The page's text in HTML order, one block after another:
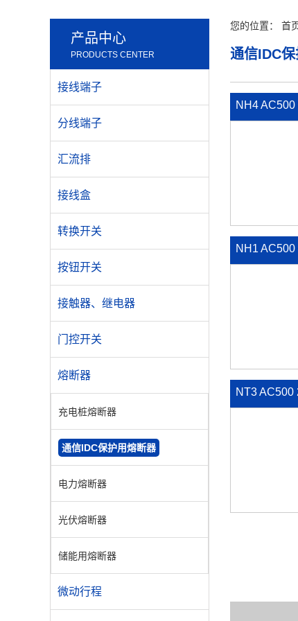
您的位置： 首
通信IDC
NH4
NH1
NT3 AC500
产品中心
PRODUCTS CENTER
接线端子
分线端子
汇流排
接线盒
转换开关
按钮开关
接触器、继电器
门控开关
熔断器
充电桩熔断器
通信IDC保护用熔断器
电力熔断器
光伏熔断器
储能用熔断器
微动行程